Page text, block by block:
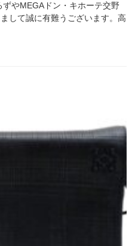
やMEGAドン・キホーテ交野
して誠に有難うございます。高